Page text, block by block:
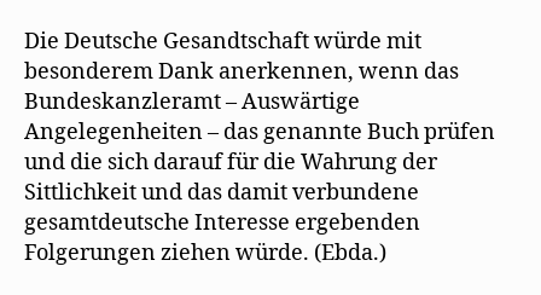
Die Deutsche Gesandtschaft würde mit
besonderem Dank anerkennen, wenn das
Bundeskanzleramt – Auswärtige
Angelegenheiten – das genannte Buch prüfen
und die sich darauf für die Wahrung der
Sittlichkeit und das damit verbundene
gesamtdeutsche Interesse ergebenden
Folgerungen ziehen würde. (Ebda.)